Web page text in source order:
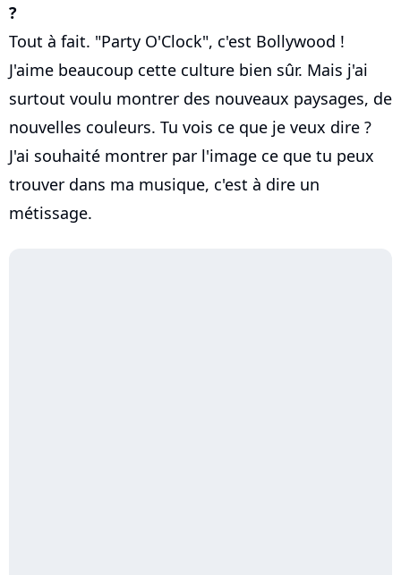
?
Tout à fait. "Party O'Clock", c'est Bollywood !
J'aime beaucoup cette culture bien sûr. Mais j'ai
surtout voulu montrer des nouveaux paysages, de
nouvelles couleurs. Tu vois ce que je veux dire ?
J'ai souhaité montrer par l'image ce que tu peux
trouver dans ma musique, c'est à dire un
métissage.